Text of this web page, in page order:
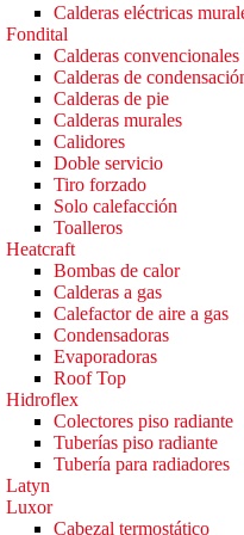
Calderas eléctricas
Fondital
Calderas convencionales
Calderas de
Calderas de pie
Calderas murales
Calidores
Doble servicio
Tiro forzado
Solo calefacción
Toalleros
Heatcraft
Bombas de calor
Calderas a gas
Calefactor de aire a gas
Condensadoras
Evaporadoras
Roof Top
Hidroflex
Colectores piso radiante
Tuberías piso radiante
Tubería para radiadores
Latyn
Luxor
Cabezal termostático